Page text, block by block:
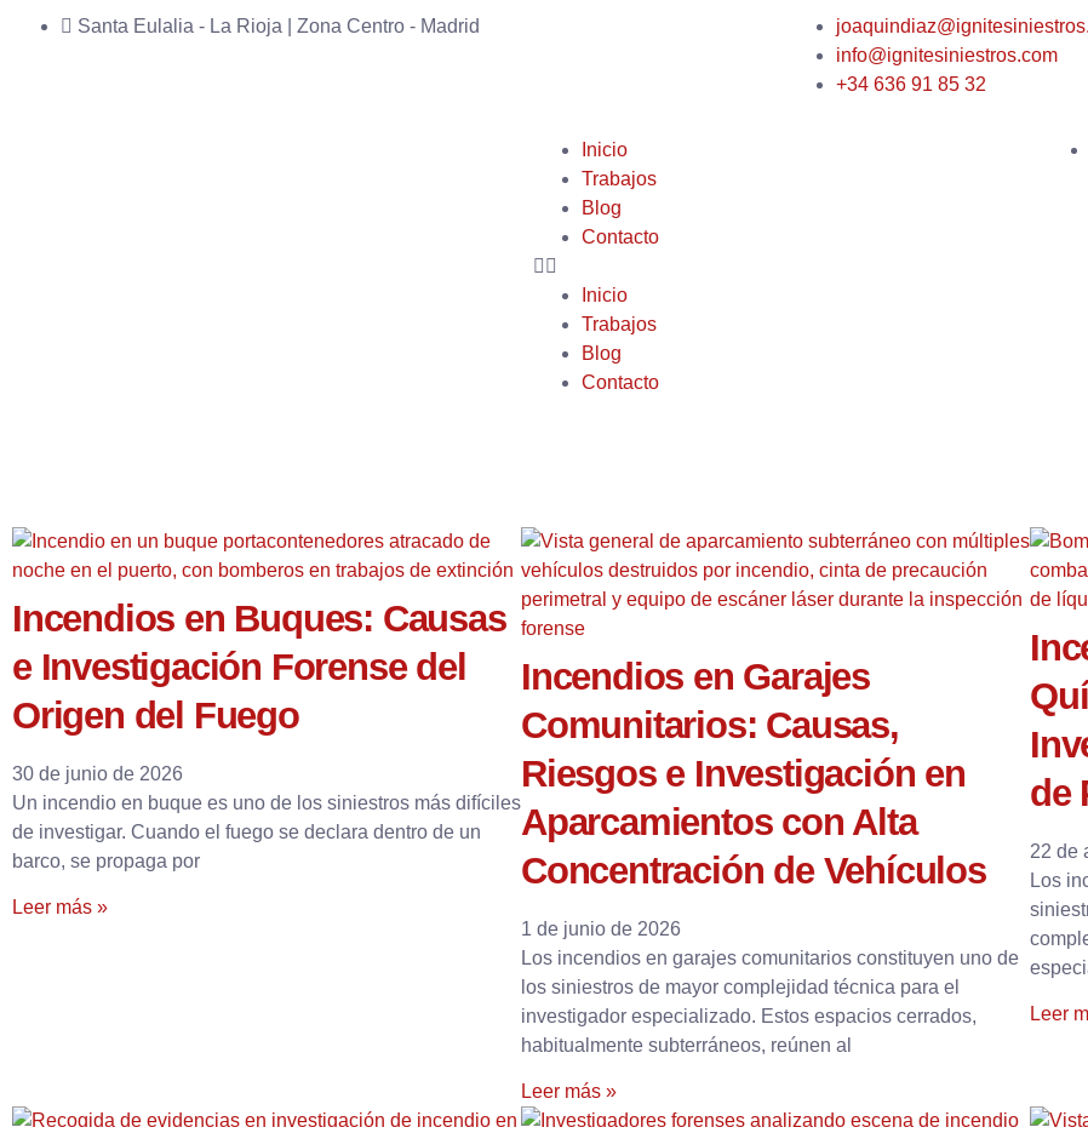
Santa Eulalia - La Rioja | Zona Centro - Madrid
info@ignitesiniestros.com
+34 636 91 85 32
Inicio
Trabajos
Blog
Contacto
Inicio
Trabajos
Blog
Contacto
Incendios en Buques: Causas
e Investigación Forense del
Origen del Fuego
30 de junio de 2026
Un incendio en buque es uno de los siniestros más difíciles
de investigar. Cuando el fuego se declara dentro de un
barco, se propaga por
Leer más »
Incendios en Garajes
Comunitarios: Causas,
Riesgos e Investigación en
Aparcamientos con Alta
Concentración de Vehículos
1 de junio de 2026
Los incendios en garajes comunitarios constituyen uno de
los siniestros de mayor complejidad técnica para el
investigador especializado. Estos espacios cerrados,
habitualmente subterráneos, reúnen al
Leer más »
de
22 de
Los
Leer